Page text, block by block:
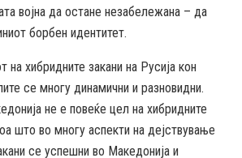
војна да остане незабележана – да
борбен идентитет.
хибридните закани на Русија кон
се многу динамични и разновидни.
не е повеќе цел на хибридните
што во многу аспекти на дејствување
се успешни во Македонија и